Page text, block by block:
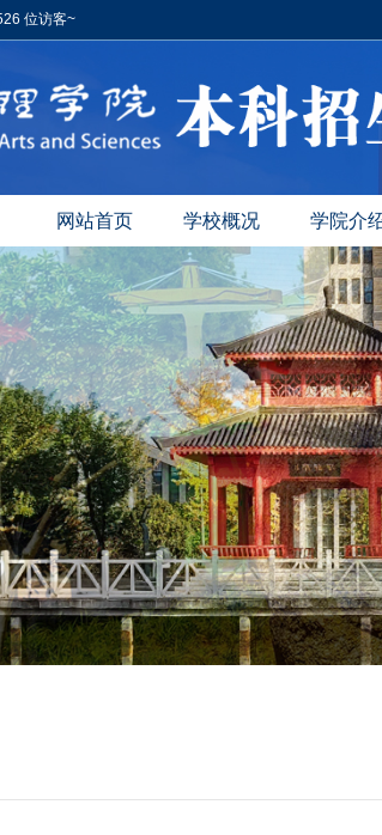
位访客~
网站首页 学校概况 学院介